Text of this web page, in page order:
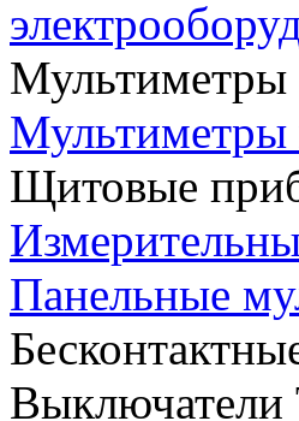
Мультиметры
Щитовые
Панельные